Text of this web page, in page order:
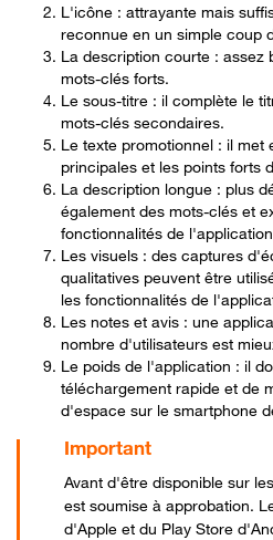
L'icône : attrayante mais
reconnue en un simple coup
La description courte : assez
mots-clés forts.
Le sous-titre : il complète le
mots-clés secondaires.
Le texte promotionnel : il met
principales et les points forts
La description longue : plus
également des mots-clés et
fonctionnalités de
Les visuels : des captures
qualitatives peuvent être
les fonctionnalités de
Les notes et avis : une
nombre d'utilisateurs est
Le poids de l'application : il
téléchargement rapide et de
d'espace sur le smartphone
Avant d'être disponible sur
est soumise à approbation.
d'Apple et du Play Store